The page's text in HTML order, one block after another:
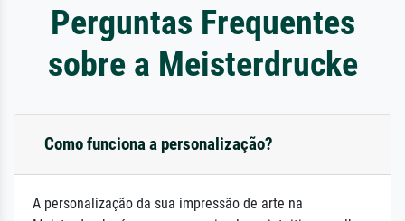
Perguntas Frequentes
sobre a Meisterdrucke
Como funciona a personalização?
A personalização da sua impressão de arte na